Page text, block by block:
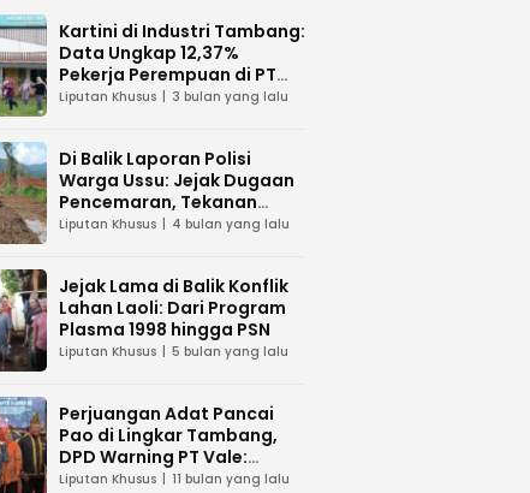
Kartini di Industri Tambang:
Data Ungkap 12,37%
Pekerja Perempuan di PT
Vale Indonesia
Liputan Khusus 3 bulan yang lalu
Di Balik Laporan Polisi
Warga Ussu: Jejak Dugaan
Pencemaran, Tekanan
Hukum, dan Desakan
Liputan Khusus 4 bulan yang lalu
Jejak Lama di Balik Konflik
Lahan Laoli: Dari Program
Plasma 1998 hingga PSN
Liputan Khusus 5 bulan yang lalu
Perjuangan Adat Pancai
Pao di Lingkar Tambang,
DPD Warning PT Vale:
Jangan Abaikan Budaya
Liputan Khusus 11 bulan yang lalu